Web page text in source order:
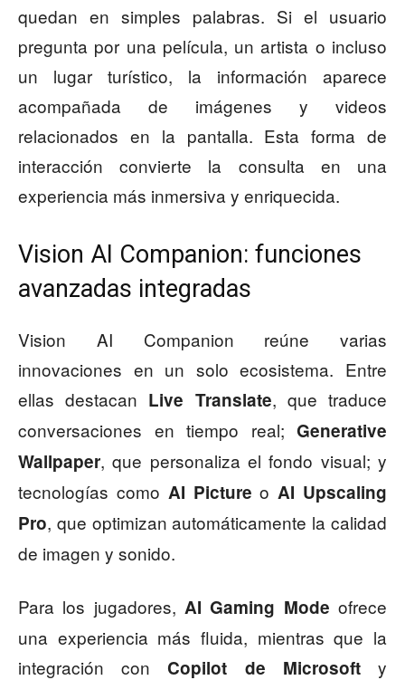
quedan en simples palabras. Si el usuario
pregunta por una película, un artista o incluso
un lugar turístico, la información aparece
acompañada de imágenes y videos
relacionados en la pantalla. Esta forma de
interacción convierte la consulta en una
experiencia más inmersiva y enriquecida.
Vision AI Companion: funciones
avanzadas integradas
Vision AI Companion reúne varias
innovaciones en un solo ecosistema. Entre
ellas destacan Live Translate, que traduce
conversaciones en tiempo real; Generative
Wallpaper, que personaliza el fondo visual; y
tecnologías como AI Picture o AI Upscaling
Pro, que optimizan automáticamente la calidad
de imagen y sonido.
Para los jugadores, AI Gaming Mode ofrece
una experiencia más fluida, mientras que la
integración con Copilot de Microsofty